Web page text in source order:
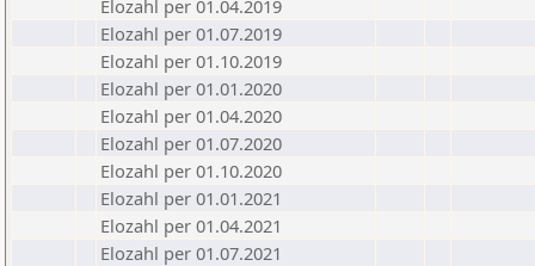
Elozahl per 01.04.2019
Elozahl per 01.07.2019
Elozahl per 01.10.2019
Elozahl per 01.01.2020
Elozahl per 01.04.2020
Elozahl per 01.07.2020
Elozahl per 01.10.2020
Elozahl per 01.01.2021
Elozahl per 01.04.2021
Elozahl per 01.07.2021